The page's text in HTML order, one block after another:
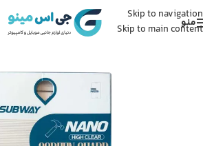
Skip to navigation
Skip to main content
منو